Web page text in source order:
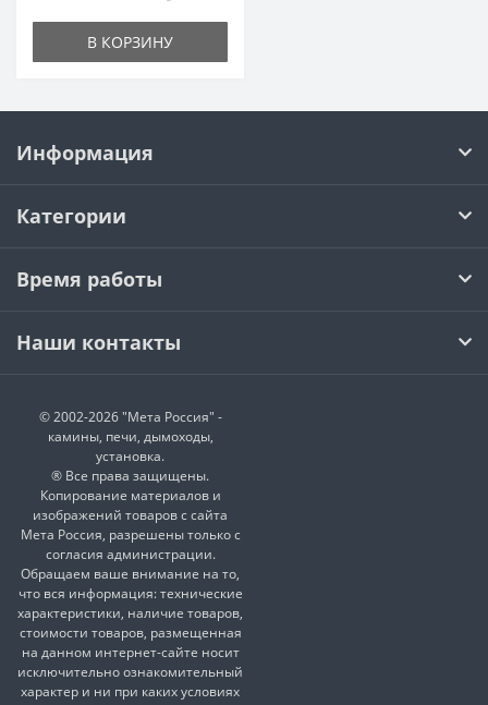
В КОРЗИНУ
Информация
Категории
Время работы
Наши контакты
© 2002-2026 "Мета Россия" -
камины, печи, дымоходы,
установка.
® Все права защищены.
Копирование материалов и
изображений товаров с сайта
Мета Россия, разрешены только с
согласия администрации.
Обращаем ваше внимание на то,
что вся информация: технические
характеристики, наличие товаров,
стоимости товаров, размещенная
на данном интернет-сайте носит
исключительно ознакомительный
характер и ни при каких условиях